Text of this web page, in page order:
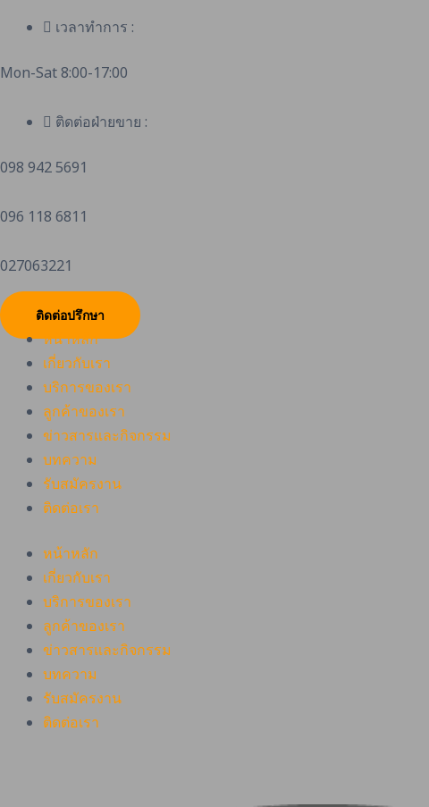
เวลาทำการ :
Mon-Sat 8:00-17:00
ติดต่อฝ่ายขาย :
098 942 5691
096 118 6811
027063221
ติดต่อปรึกษา
หน้าหลัก
เกี่ยวกับเรา
บริการของเรา
ลูกค้าของเรา
ข่าวสารและกิจกรรม
บทความ
รับสมัครงาน
ติดต่อเรา
หน้าหลัก
เกี่ยวกับเรา
บริการของเรา
ลูกค้าของเรา
ข่าวสารและกิจกรรม
บทความ
รับสมัครงาน
ติดต่อเรา